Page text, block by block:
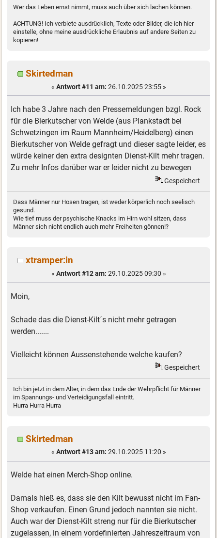
Wer das Leben ernst nimmt, muss auch über sich lachen können.
ACHTUNG! Ich verbiete ausdrücklich, Texte oder Bilder, die ich hier
einstelle, ohne meine ausdrückliche Erlaubnis auf andere Seiten zu
kopieren!
Skirtedman
« Antwort #11 am: 26.10.2025 23:55 »
Ich habe 3 Jahre nach den Pressemeldungen bzgl. Rock
für die Bierkutscher von Welde (aus Plankstadt bei
Schwetzingen im Raum Mannheim/Heidelberg) einen
Bierkutscher von Welde gefragt und dieser sagte leider, es
würde keiner den extra designten Dienst-Kilt mehr tragen.
Zu mehr Infos darüber war er leider nicht zu bewegen
Gespeichert
Dass Männer nur Hosen tragen, ist weder körperlich noch seelisch
gesund.
Wie tief muss der psychische Knacks im Hirn wohl sitzen, dass
Männer sich nicht endlich auch mehr Freiheiten gönnen!?
xtramper:in
« Antwort #12 am: 29.10.2025 09:30 »
Moin,
Schade das die Dienst-Kilt´s nicht mehr getragen
werden.......
Vielleicht können Aussenstehende welche kaufen?
Gespeichert
Ich bin jetzt in dem Alter, in dem das Ende der Wehrpflicht für Männer
im Spannungs- und Verteidigungsfall eintritt.
Hurra Hurra Hurra
Skirtedman
« Antwort #13 am: 29.10.2025 11:20 »
Welde hat einen Merch-Shop online.
Damals hieß es, dass sie den Kilt bewusst nicht im Fan-
Shop verkaufen. Einen Grund jedoch nannten sie nicht.
Auch war der Dienst-Kilt streng nur für die Bierkutscher
zugelassen, in einem vordefinierten Jahreszeitraum von